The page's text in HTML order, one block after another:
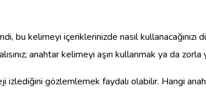
bu kelimeyi içeriklerinizde nasıl
anahtar kelimeyi aşırı kullanmak ya da
izlediğini gözlemlemek faydalı olabilir. Hangi